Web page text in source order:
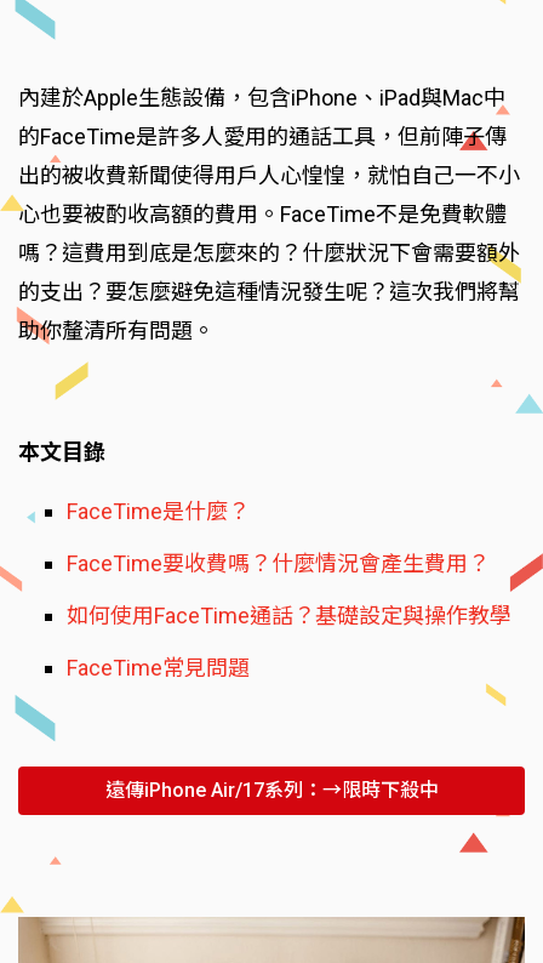
內建於Apple生態設備，包含iPhone、iPad與Mac中
的FaceTime是許多人愛用的通話工具，但前陣子傳
出的被收費新聞使得用戶人心惶惶，就怕自己一不小
心也要被酌收高額的費用。FaceTime不是免費軟體
嗎？這費用到底是怎麼來的？什麼狀況下會需要額外
的支出？要怎麼避免這種情況發生呢？這次我們將幫
助你釐清所有問題。
本文目錄
FaceTime是什麼？
FaceTime要收費嗎？什麼情況會產生費用？
如何使用FaceTime通話？基礎設定與操作教學
FaceTime常見問題
遠傳iPhone Air/17系列：→限時下殺中